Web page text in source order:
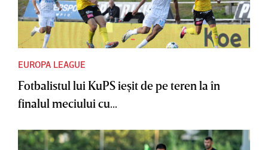
EUROPA LEAGUE
Fotbalistul lui KuPS ieşit de pe teren la în
finalul meciului cu...